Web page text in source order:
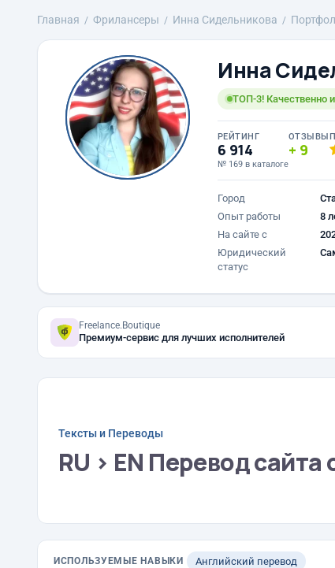
Главная Фрилансеры Инна Сидельникова
Инна
ТОП-3! Качественно
РЕЙТИНГ
6 914
№ 169 в каталоге
ОТЗЫВЫ
9
Город
Опыт работы
8
На сайте с
Юридический
статус
Freelance.Boutique
Премиум-сервис для лучших исполнителей
Тексты и Переводы
RU > EN Перевод
ИСПОЛЬЗУЕМЫЕ НАВЫКИ Английский перевод